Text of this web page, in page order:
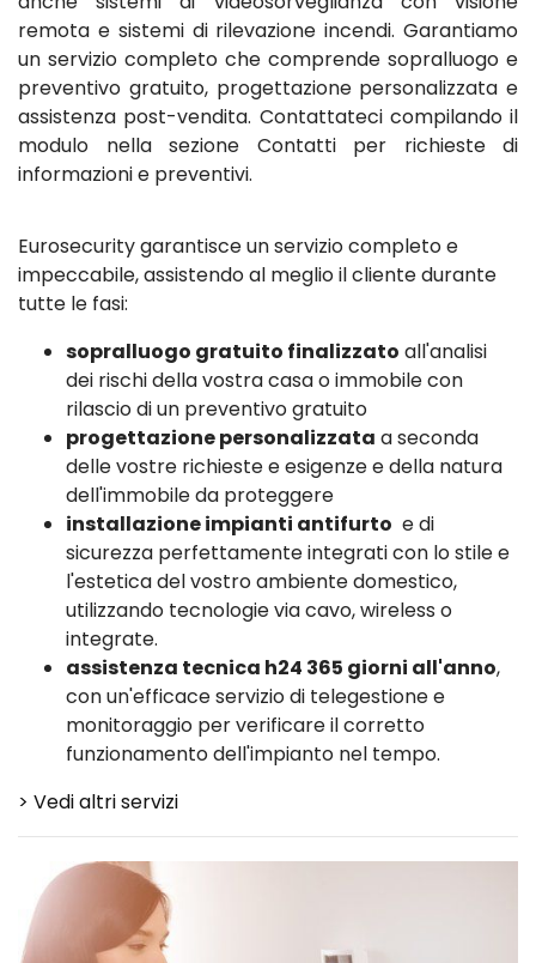
remota e sistemi di rilevazione incendi. Garantiamo
un servizio completo che comprende sopralluogo e
preventivo gratuito, progettazione personalizzata e
assistenza post-vendita. Contattateci compilando il
modulo nella sezione Contatti per richieste di
informazioni e preventivi.
Eurosecurity garantisce un servizio completo e
impeccabile, assistendo al meglio il cliente durante
tutte le fasi:
sopralluogo gratuito finalizzato all'analisi
dei rischi della vostra casa o immobile con
rilascio di un preventivo gratuito
progettazione personalizzata a seconda
delle vostre richieste e esigenze e della natura
dell'immobile da proteggere
installazione impianti antifurto e di
sicurezza perfettamente integrati con lo stile e
l'estetica del vostro ambiente domestico,
utilizzando tecnologie via cavo, wireless o
integrate.
assistenza tecnica h24 365 giorni all'anno,
con un'efficace servizio di telegestione e
monitoraggio per verificare il corretto
funzionamento dell'impianto nel tempo.
> Vedi altri servizi